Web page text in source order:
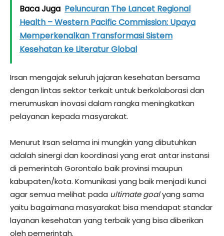
Baca Juga Peluncuran The Lancet Regional
Health – Western Pacific Commission: Upaya
Memperkenalkan Transformasi Sistem
Kesehatan ke Literatur Global
Irsan mengajak seluruh jajaran kesehatan bersama
dengan lintas sektor terkait untuk berkolaborasi dan
merumuskan inovasi dalam rangka meningkatkan
pelayanan kepada masyarakat.
Menurut Irsan selama ini mungkin yang dibutuhkan
adalah sinergi dan koordinasi yang erat antar instansi
di pemerintah Gorontalo baik provinsi maupun
kabupaten/kota. Komunikasi yang baik menjadi kunci
agar semua melihat pada ultimate goalyang sama
yaitu bagaimana masyarakat bisa mendapat standar
layanan kesehatan yang terbaik yang bisa diberikan
oleh pemerintah.